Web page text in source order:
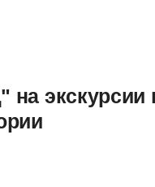
экскурсии